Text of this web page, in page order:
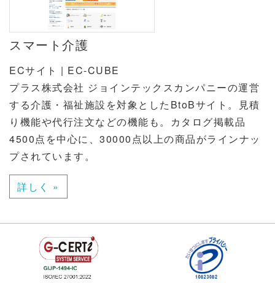
スマート介護
ECサイト | EC-CUBE
プラス株式会社 ジョインテックスカンパニーの運営
する介護・福祉施設を対象としたBtoBサイト。見積
り機能や代行注文などの機能も。カタログ掲載品
4500点を中心に、30000点以上の商品がラインナッ
プされています。
詳しく »